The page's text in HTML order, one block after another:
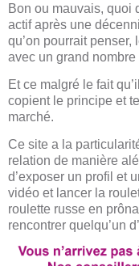
Bon ou mauvais, quoi
actif après une
qu’on pourrait
avec un grand
Et ce malgré le fait
copient le principe et
marché.
Ce site a la
relation de manière
d’exposer un profil et
vidéo et lancer la
roulette russe en
rencontrer quelqu’un